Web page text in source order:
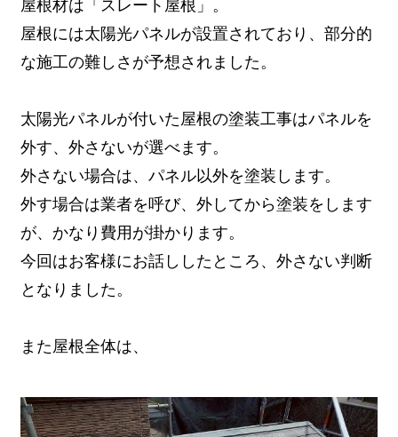
屋根材は「スレート屋根」。
屋根には太陽光パネルが設置されており、部分的
な施工の難しさが予想されました。
太陽光パネルが付いた屋根の塗装工事はパネルを
外す、外さないが選べます。
外さない場合は、パネル以外を塗装します。
外す場合は業者を呼び、外してから塗装をします
が、かなり費用が掛かります。
今回はお客様にお話ししたところ、外さない判断
となりました。
また屋根全体は、